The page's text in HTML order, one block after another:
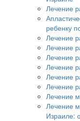
Лечение
ребенку
Лечение
Лечение
Лечение
Лечение
Лечение
Лечение
Лечение
Лечение
Израиле: